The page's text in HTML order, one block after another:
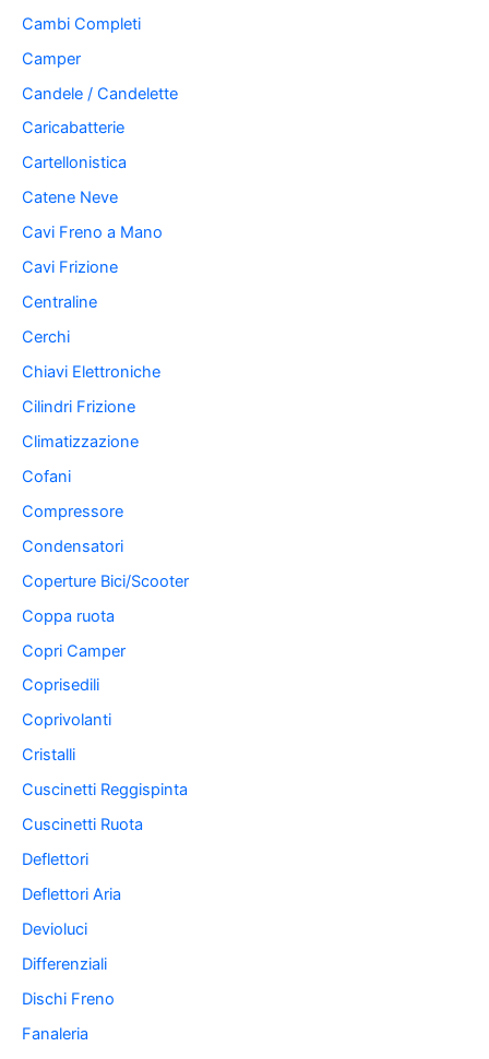
Cambi Completi
Camper
Candele / Candelette
Caricabatterie
Cartellonistica
Catene Neve
Cavi Freno a Mano
Cavi Frizione
Centraline
Cerchi
Chiavi Elettroniche
Cilindri Frizione
Climatizzazione
Cofani
Compressore
Condensatori
Coperture Bici/Scooter
Coppa ruota
Copri Camper
Coprisedili
Coprivolanti
Cristalli
Cuscinetti Reggispinta
Cuscinetti Ruota
Deflettori
Deflettori Aria
Devioluci
Differenziali
Dischi Freno
Fanaleria